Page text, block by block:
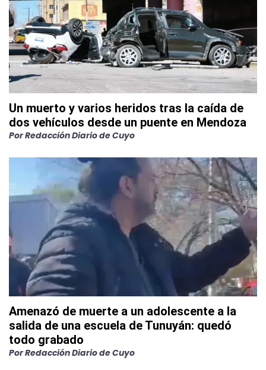
Un muerto y varios heridos tras la caída de
dos vehículos desde un puente en Mendoza
PorRedacción Diario de Cuyo
Amenazó de muerte a un adolescente a la
salida de una escuela de Tunuyán: quedó
todo grabado
PorRedacción Diario de Cuyo